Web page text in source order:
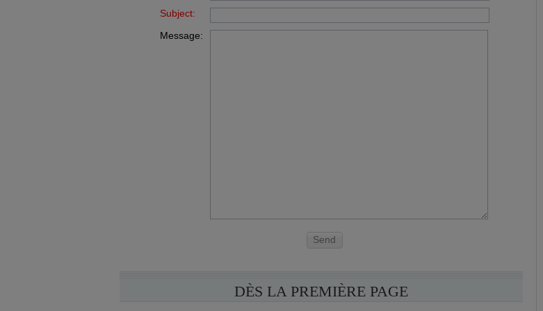
Subject:
Message:
Send
DÈS LA PREMIÈRE PAGE